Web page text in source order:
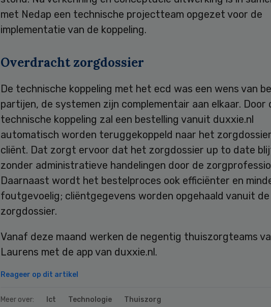
met Nedap een technische projectteam opgezet voor de
implementatie van de koppeling.
Overdracht zorgdossier
De technische koppeling met het ecd was een wens van
partijen, de systemen zijn complementair aan elkaar. Door
technische koppeling zal een bestelling vanuit duxxie.nl
automatisch worden teruggekoppeld naar het
cliënt. Dat zorgt ervoor dat het zorgdossier up to date
zonder administratieve handelingen door de
Daarnaast wordt het bestelproces ook efficiënter en
foutgevoelig; cliëntgegevens worden opgehaald vanuit
zorgdossier.
Vanaf deze maand werken de negentig thuiszorgteams
Laurens met de app van duxxie.nl.
Reageer op dit artikel
Meer over: Ict Technologie Thuiszorg